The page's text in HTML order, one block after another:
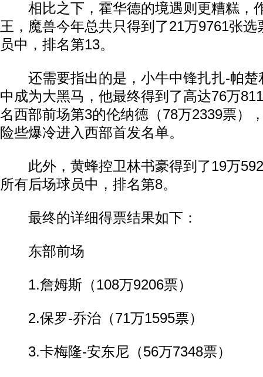
相比之下，霍华德的境遇则更糟糕，
王，魔兽今年总共只得到了21万9761张选
员中，排名第13。
还需要指出的是，小牛中锋扎扎-帕楚
中成为大黑马，他最终得到了高达76万
名西部前场第3的伦纳德（78万2339票）
险些爆冷进入西部首发名单。
此外，黄蜂控卫林书豪得到了19万
所有后场球员中，排名第8。
最终的详细得票结果如下：
东部前场
1.詹姆斯（108万9206票）
2.保罗-乔治（71万1595票）
3.卡梅隆-安东尼（56万7348票）